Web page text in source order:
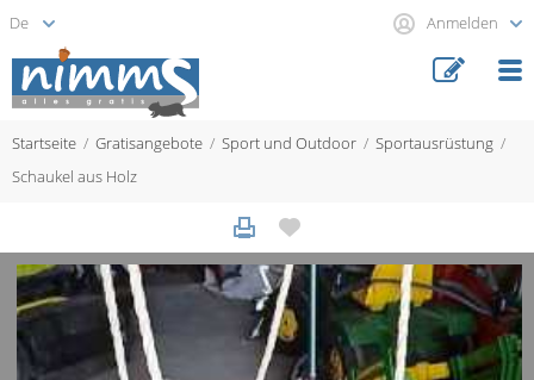
Anmelden
Startseite Gratisangebote Sport und Outdoor
Sportausrüstung
Schaukel aus Holz